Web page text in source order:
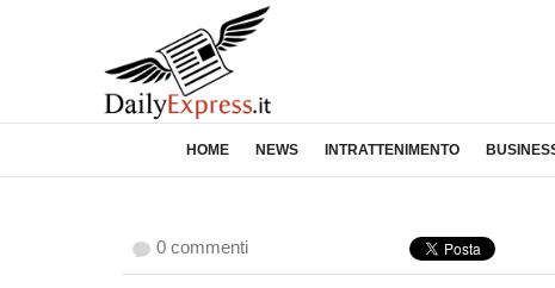
HOME NEWS INTRATTENIMENTO
0 commenti